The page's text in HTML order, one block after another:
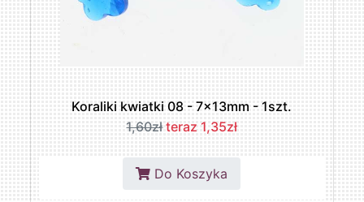
Koraliki kwiatki 08 - 7x13mm - 1szt.
1,60zł teraz 1,35zł
Do Koszyka